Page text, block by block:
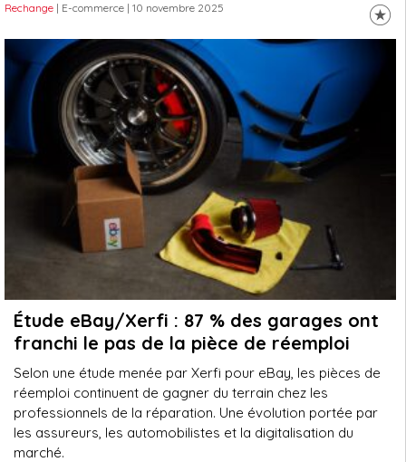
Rechange | E-commerce | 10 novembre 2025
Étude eBay/Xerfi : 87 % des garages ont
franchi le pas de la pièce de réemploi
Selon une étude menée par Xerfi pour eBay, les pièces de
réemploi continuent de gagner du terrain chez les
professionnels de la réparation. Une évolution portée par
les assureurs, les automobilistes et la digitalisation du
marché.